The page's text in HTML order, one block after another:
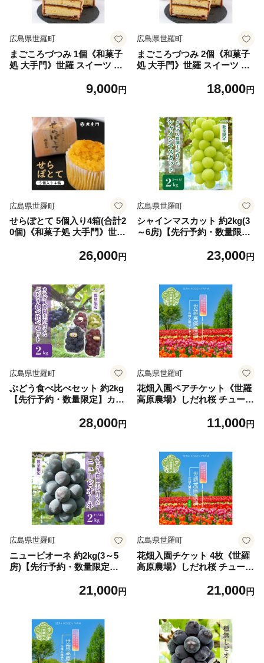
広島県世羅町
まごころづつみ 1個《和菓子
処 大手門》世羅 スイーツ 和
ャム クッキー A014-019,000円
広島県世羅町
まごころづつみ 2個《和菓子
処 大手門》世羅 スイーツ 和
ャム クッキー A014-0218,000円
広島県世羅町
せらぽとて 5個入り4箱(合計2
0個)《和菓子処 大手門》世羅
テト 芋 白あん A014-05
26,000円
広島県世羅町
シャインマスカット 約2kg(3
～6房)【先行予約・数量限
ブドウ マスカット フルーツ
ビンヤード【2026年9月下旬
以降順次発送】A021-05
23,000円
広島県世羅町
ぶどう食べ比べセット 約2kg
【先行予約・数量限定】カナ
萄 マスカット ピオーネ フル
6年9月下旬以降順次発送】 A
021-08
28,000円
広島県世羅町
花畑入園ペアチケット《世羅
高原農場》しだれ桜 チューリ
ンマム 観光 農園 A041-09
11,000円
広島県世羅町
ニューピオーネ 約2kg(3～5
房)【先行予約・数量限定】
ウ フルーツ 果物 くだもの 濃
ード【2026年9月中旬以降順
次発送】A021-02
21,000円
広島県世羅町
花畑入園チケット 4枚《世羅
高原農場》しだれ桜 チューリ
ンマム 観光 農園 A041-10
21,000円